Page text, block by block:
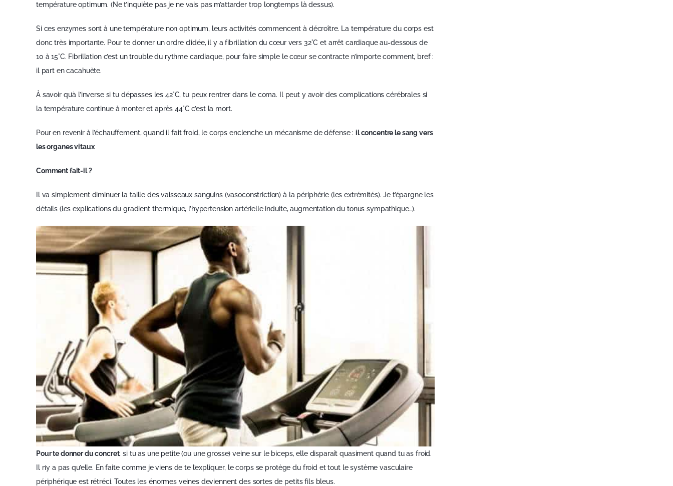
température optimum. (Ne t’inquiète pas je ne vais pas m’attarder trop longtemps là dessus).
Si ces enzymes sont à une température non optimum, leurs activités commencent à décroître. La température du corps est
donc très importante. Pour te donner un ordre d’idée, il y a fibrillation du cœur vers 32°C et arrêt cardiaque au-dessous de
10 à 15°C. Fibrillation c’est un trouble du rythme cardiaque, pour faire simple le cœur se contracte n’importe comment, bref :
il part en cacahuète.
À savoir qu’à l’inverse si tu dépasses les 42°C, tu peux rentrer dans le coma. Il peut y avoir des complications cérébrales si
la température continue à monter et après 44°C c’est la mort.
Pour en revenir à l’échauffement, quand il fait froid, le corps enclenche un mécanisme de défense : il concentre le sang vers
les organes vitaux.
Comment fait-il ?
Il va simplement diminuer la taille des vaisseaux sanguins (vasoconstriction) à la périphérie (les extrémités). Je t’épargne les
détails (les explications du gradient thermique, l’hypertension artérielle induite, augmentation du tonus sympathique…).
Pour te donner du concret, si tu as une petite (ou une grosse) veine sur le biceps, elle disparaît quasiment quand tu as froid.
Il n’y a pas qu’elle. En faite comme je viens de te l’expliquer, le corps se protège du froid et tout le système vasculaire
périphérique est rétréci. Toutes les énormes veines deviennent des sortes de petits fils bleus.